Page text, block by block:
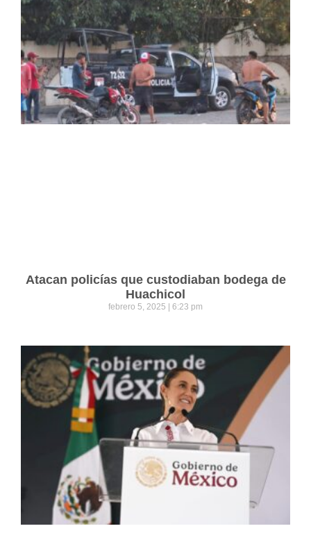
Atacan policías que custodiaban bodega de
Huachicol
febrero 5, 2025 6:23 pm